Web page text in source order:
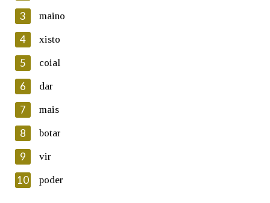
En cumprimento da normativa vixente en materia de
Protección de Datos de Carácter Persoal, a Real Academia
Galega informa a aqueles usuarios que faciliten o seu correo
electrónico, así como calquera outra información de carácter
persoal, que estes datos serán obxecto de tratamento
automatizado de carácter confidencial e incorporados aos seus
ficheiros informáticos. Así mesmo, os usuarios poderán exercer o
seu dereito de acceso, rectificación, oposición e cancelación dos
seus datos poñéndose en contacto connosco.
Lin e acepto as condicións da política de
Introduce o código que aparece na imaxe:
3 maino
4 xisto
5 coial
6 dar
7 mais
8 botar
9 vir
10 poder